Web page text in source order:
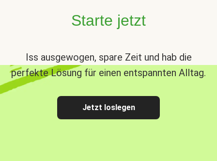
Starte jetzt
Iss ausgewogen, spare Zeit und hab die
perfekte Lösung für einen entspannten Alltag.
Jetzt loslegen